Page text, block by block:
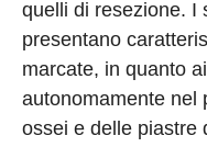
quelli di resezione. I
presentano
marcate, in quanto
autonomamente nel
ossei e delle piastre